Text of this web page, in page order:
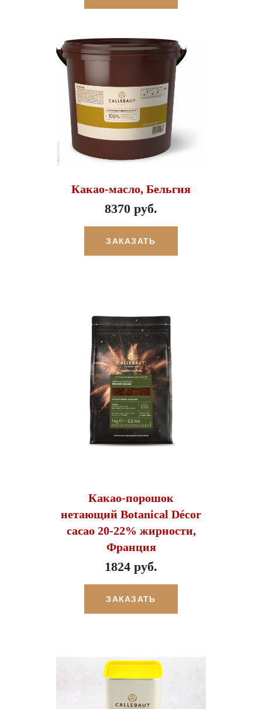
Какао-масло, Бельгия
8370 руб.
ЗАКАЗАТЬ
Какао-порошок
нетающий Botanical Décor
cacao 20-22% жирности,
Франция
1824 руб.
ЗАКАЗАТЬ